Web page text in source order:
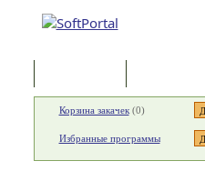
Корзина закачек(0)
Избранные программы